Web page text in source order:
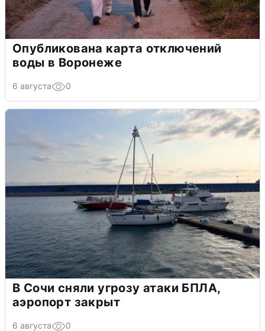
Опубликована карта отключений
воды в Воронеже
6 августа 0
В Сочи сняли угрозу атаки БПЛА,
аэропорт закрыт
6 августа 0